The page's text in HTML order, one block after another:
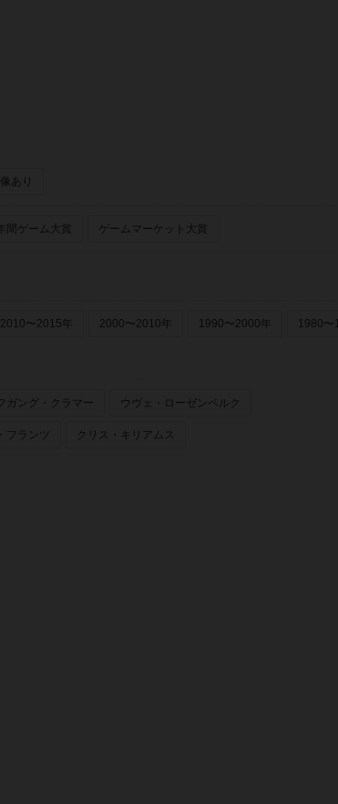
あり
間ゲーム大賞 ゲームマーケット大賞
2010〜2015年 2000〜2010年 1990〜2000年 1980〜
ガング・クラマー ウヴェ・ローゼンベルク
フランツ クリス・キリアムス